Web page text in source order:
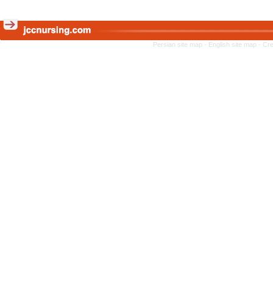
Persian site map - English site map -